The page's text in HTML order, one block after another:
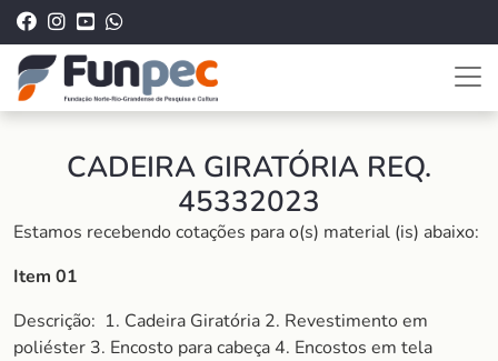
CADEIRA GIRATÓRIA REQ.
45332023
Estamos recebendo cotações para o(s) material (is) abaixo:
Item 01
Descrição: 1. Cadeira Giratória 2. Revestimento em
poliéster 3. Encosto para cabeça 4. Encostos em tela